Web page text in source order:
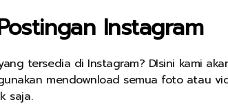
Instagram
tersedia di Instagram? DIsini kami
mendownload semua foto atau
saja.